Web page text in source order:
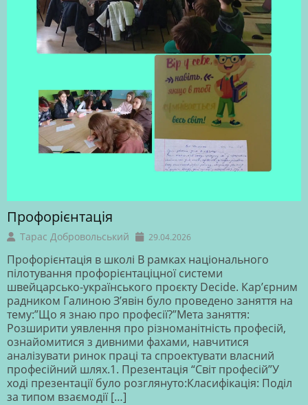
Профорієнтація
Тарас Добровольський 29.04.2026
Профорієнтація в школі В рамках національного
пілотування профорієнтаціцної системи
швейцарсько-українського проєкту Decide. Кар’єрним
радником Галиною З’явін було проведено заняття на
тему:”Що я знаю про професії?”Мета заняття:
Розширити уявлення про різноманітність професій,
ознайомитися з дивними фахами, навчитися
аналізувати ринок праці та спроектувати власний
професійний шлях.1. Презентація “Світ професій”У
ході презентації було розглянуто:Класифікація: Поділ
за типом взаємодії […]